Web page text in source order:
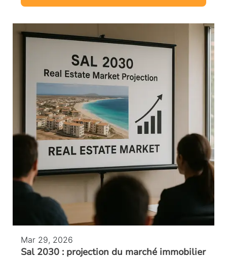
Mar 29, 2026
Sal 2030 : projection du marché immobilier